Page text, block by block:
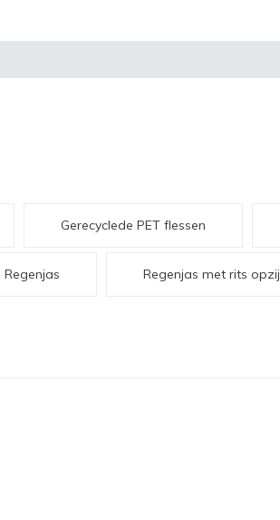
Gerecyclede PET flessen
Regenjas Regenjas met rits opzij